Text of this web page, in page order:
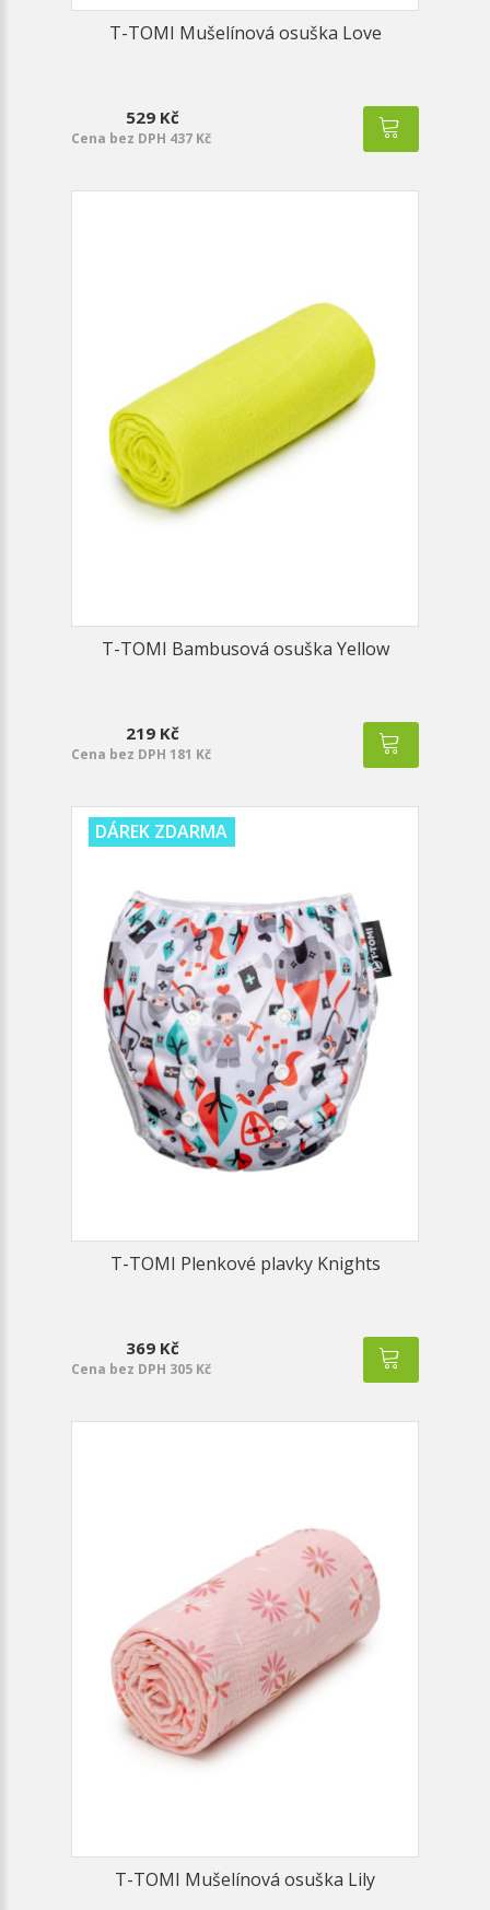
T-TOMI Mušelínová osuška Love
529 Kč
Cena bez DPH 437 Kč
T-TOMI Bambusová osuška Yellow
219 Kč
Cena bez DPH 181 Kč
DÁREK ZDARMA
T-TOMI Plenkové plavky Knights
369 Kč
Cena bez DPH 305 Kč
T-TOMI Mušelínová osuška Lily